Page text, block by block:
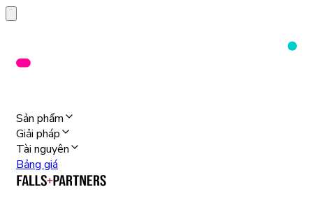
Sản phẩm
Giải pháp
Tài nguyên
Bảng giá